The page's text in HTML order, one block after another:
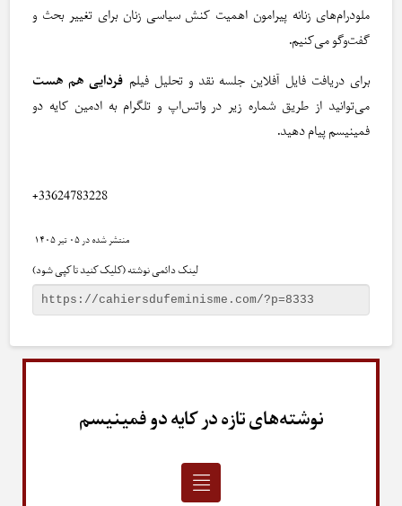
ملودرام‌های زنانه پیرامون اهمیت کنش سیاسی زنان برای تغییر بحث و
گفت‌وگو می‌کنیم.
برای دریافت فایل آفلاین جلسه نقد و تحلیل فیلم فردایی هم هست
می‌توانید از طریق شماره زیر در واتس‌اپ و تلگرام به ادمین کایه دو
فمینیسم پیام دهید.
+33624783228
۰۵ تیر ۱۴۰۵
لینک دائمی نوشته (کلیک کنید تا کپی شود)
نوشته‌های تازه در کایه دو فمینیسم